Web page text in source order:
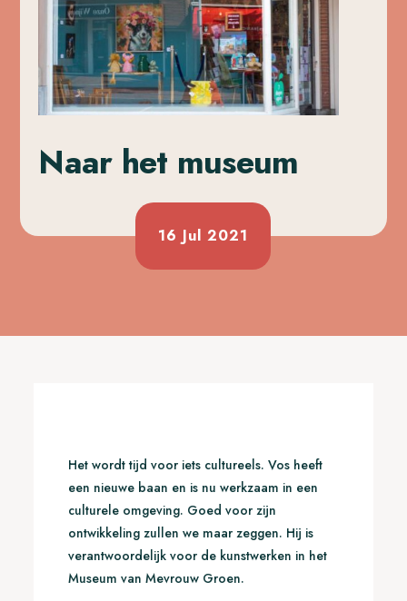
Naar het museum
16 Jul 2021
Het wordt tijd voor iets cultureels. Vos heeft
een nieuwe baan en is nu werkzaam in een
culturele omgeving. Goed voor zijn
ontwikkeling zullen we maar zeggen. Hij is
verantwoordelijk voor de kunstwerken in het
Museum van Mevrouw Groen.